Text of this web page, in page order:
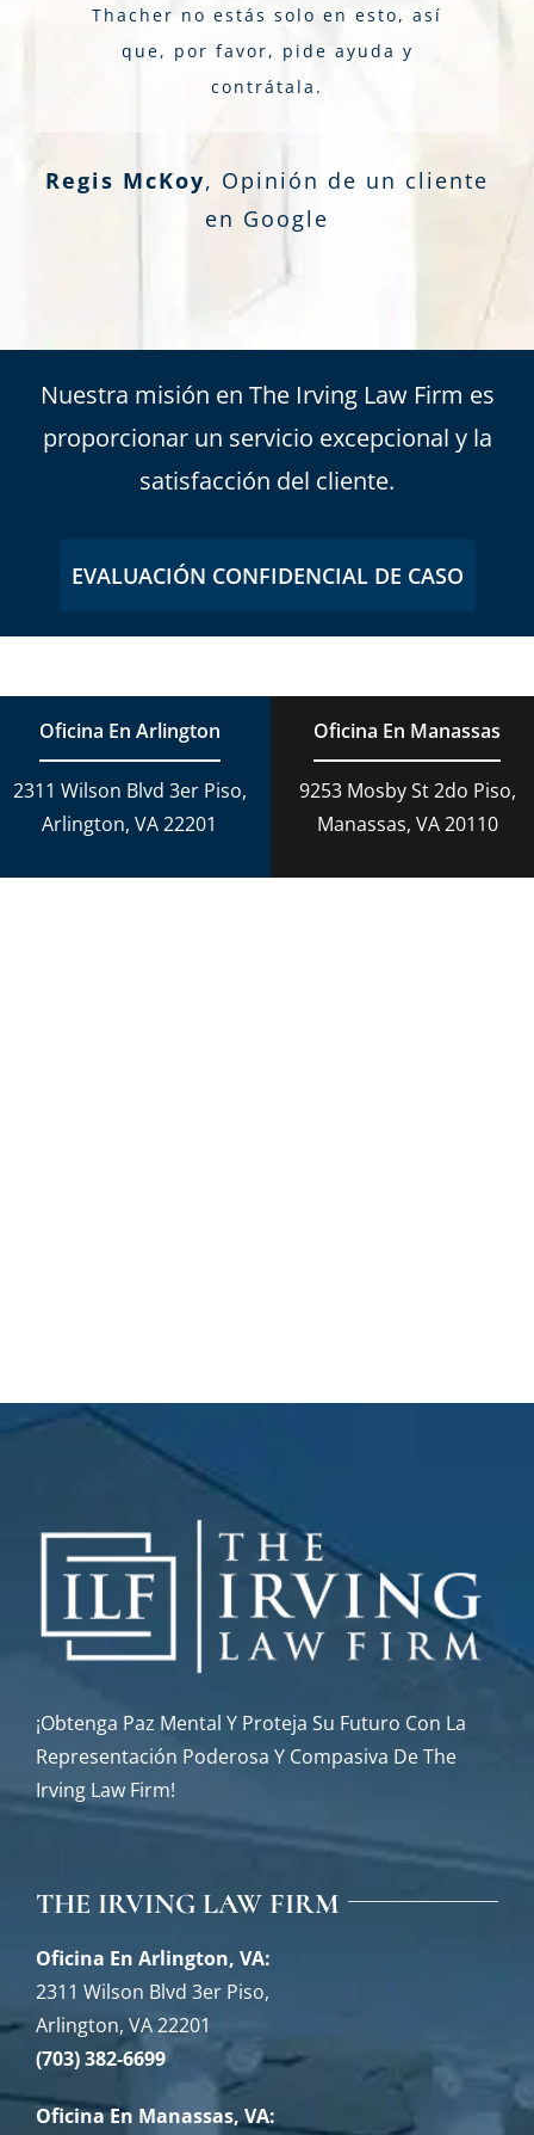
Thacher no estás solo en esto, así
que, por favor, pide ayuda y
contrátala.
Regis McKoy, Opinión de un cliente
en Google
Nuestra misión en The Irving Law Firm es
proporcionar un servicio excepcional y la
satisfacción del cliente.
EVALUACIÓN CONFIDENCIAL DE CASO
Oficina En Arlington
2311 Wilson Blvd 3er Piso,
Arlington, VA 22201
Oficina En Manassas
9253 Mosby St 2do Piso,
Manassas, VA 20110
¡Obtenga Paz Mental Y Proteja Su Futuro Con La
Representación Poderosa Y Compasiva De The
Irving Law Firm!
THE IRVING LAW FIRM
Oficina En Arlington, VA:
2311 Wilson Blvd 3er Piso,
Arlington, VA 22201
(703) 382-6699
Oficina En Manassas, VA: